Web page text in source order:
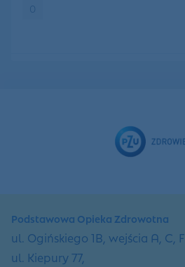
0
Podstawowa Opieka Zdrowotna
ul. Ogińskiego 1B, wejścia A, C, F
ul. Kiepury 77,